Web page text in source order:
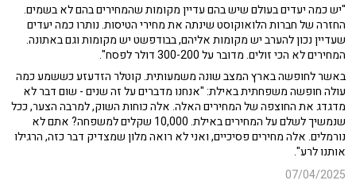
"יש כמה יעדים בעולם שיש בהם עדיין מקומות שהמחירים בהם לא בשמים.
החזרה של חברות הלואוקוסט שינתה את מחירי הטיסות. נותרו כמה יעדים
שעדיין נכון להערב יש מקומות אליהם, בבודפשט יש מקומות וגם באתונה.
המחירים לא הכי זולים. מדובר על 300-200 דולר לפסח".
באשר לחופשה בארץ המצב שונה משמעותית. קוטלר הזדעזע כששמע כמה
עולה חופשה משפחתית באילת: "אנחנו מדברים על זה שנים - שום דבר לא
מדגדג את החוצפה של המחירים האלה. אלה כוחות השוק, למרבה הצער, ככל
שנמשיך לשלם על המחירים באילת. 10,000 שקלים למשפחה? אתם לא
נורמלים. אלה מחירים פסיכיים, ואני לא רואה מלון שמצדיק דבר כזה, הרגילו
אותנו לרע".
07/04/2025